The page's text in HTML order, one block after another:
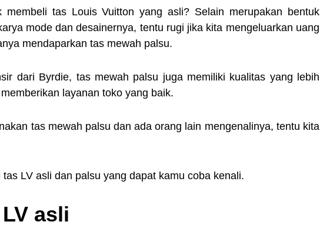
membeli tas Louis Vuitton yang asli? Selain merupakan bentuk
mode dan desainernya, tentu rugi jika kita mengeluarkan uang
mendaparkan tas mewah palsu.
dari Byrdie, tas mewah palsu juga memiliki kualitas yang lebih
layanan toko yang baik.
tas mewah palsu dan ada orang lain mengenalinya, tentu kita
LV asli dan palsu yang dapat kamu coba kenali.
asli